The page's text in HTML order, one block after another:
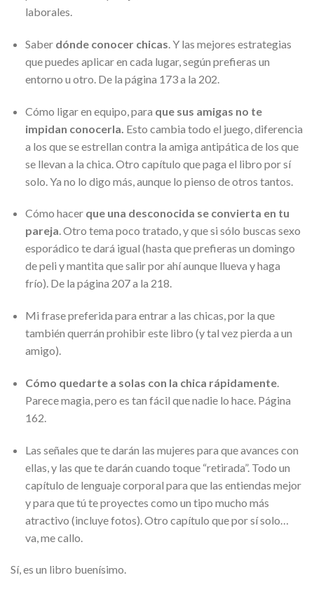
laborales.
Saber dónde conocer chicas . Y las mejores estrategias
que puedes aplicar en cada lugar, según prefieras un
entorno u otro. De la página 173 a la 202.
Cómo ligar en equipo, para que sus amigas no te
impidan conocerla. Esto cambia todo el juego, diferencia
a los que se estrellan contra la amiga antipática de los que
se llevan a la chica. Otro capítulo que paga el libro por sí
solo. Ya no lo digo más, aunque lo pienso de otros tantos.
Cómo hacer que una desconocida se convierta en tu
pareja. Otro tema poco tratado, y que si sólo buscas sexo
esporádico te dará igual (hasta que prefieras un domingo
de peli y mantita que salir por ahí aunque llueva y haga
frío). De la página 207 a la 218.
Mi frase preferida para entrar a las chicas, por la que
también querrán prohibir este libro (y tal vez pierda a un
amigo).
Cómo quedarte a solas con la chica rápidamente.
Parece magia, pero es tan fácil que nadie lo hace. Página
162.
Las señales que te darán las mujeres para que avances con
ellas, y las que te darán cuando toque “retirada”. Todo un
capítulo de lenguaje corporal para que las entiendas mejor
y para que tú te proyectes como un tipo mucho más
atractivo (incluye fotos). Otro capítulo que por sí solo…
va, me callo.
Sí, es un libro buenísimo.